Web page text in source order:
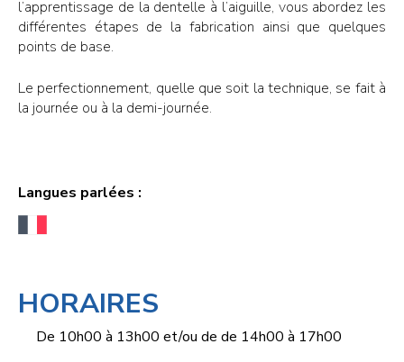
l’apprentissage de la dentelle à l’aiguille, vous abordez les
différentes étapes de la fabrication ainsi que quelques
points de base.
Le perfectionnement, quelle que soit la technique, se fait à
la journée ou à la demi-journée.
Langues parlées :
HORAIRES
De 10h00 à 13h00 et/ou de de 14h00 à 17h00